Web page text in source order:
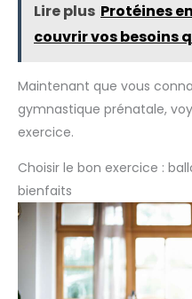
Lire plus Protéines
couvrir vos besoins
Maintenant que vous
gymnastique prénatale,
exercice.
Choisir le bon exercice :
bienfaits